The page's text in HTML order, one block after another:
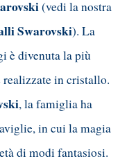
(vedi la nostra
Swarovski). La
è divenuta la più
realizzate in cristallo.
, la famiglia ha
in cui la magia
di modi fantasiosi.